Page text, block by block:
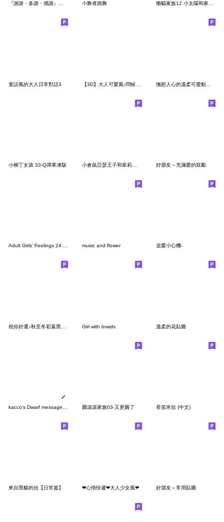
『謝謝・多謝・感謝』粉紅玫瑰 小舞者跳舞 懶貓家族12 小太陽和家人-甜蜜草莓篇
童話風的大人日常對話3 撫慰人心的溫柔可愛動物貼圖♡
小柳丁女孩 33-Q彈果凍版 好朋友～充滿愛的鼓勵
Adult Girls' Feelings 24 (Star & Dot) music and flower 追愛小心機-
Girl with braids 溫柔的花貼圖
圓滾滾家族03-又更圓了 長笛米拉 (中文)
來自黑貓的信【日常篇】 ❤心情快遞❤大人少女風❤ 好朋友～常用貼圖